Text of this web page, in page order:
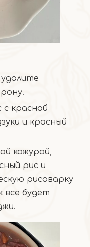
с красной
и красный
кожурой,
рис и
рисоварку
все будет